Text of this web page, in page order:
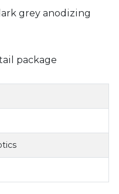
grey anodizing
package